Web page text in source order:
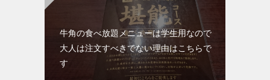
牛角の食べ放題メニューは学生用なので
大人は注文すべきでない理由はこちらで
す